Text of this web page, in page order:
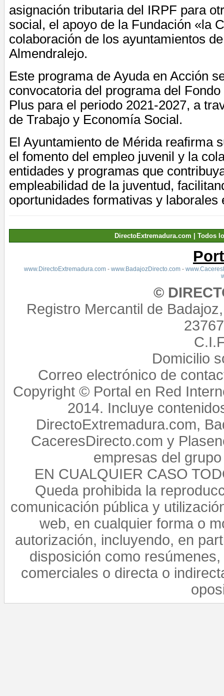
asignación tributaria del IRPF para
social, el apoyo de la Fundación «la
colaboración de los ayuntamientos
Almendralejo.
Este programa de Ayuda en Acción
convocatoria del programa del
Plus para el periodo 2021-2027, a
de Trabajo y Economía Social.
El Ayuntamiento de Mérida reafirma
el fomento del empleo juvenil y la
entidades y programas que
empleabilidad de la juventud,
oportunidades formativas y laborales
DirectoExtremadura.com | Todos
www.DirectoExtremadura.com- www.BadajozDirecto.com-
©
Registro Mercantil de
Domicilio
Correo electrónico de
Copyright © Portal en Red
2014. Incluye
DirectoExtremadura.com,
CaceresDirecto.com y
empresas del
EN CUALQUIER CASO
Queda prohibida la
comunicación pública y
web, en cualquier forma o
autorización, incluyendo, en
disposición como
comerciales o directa o